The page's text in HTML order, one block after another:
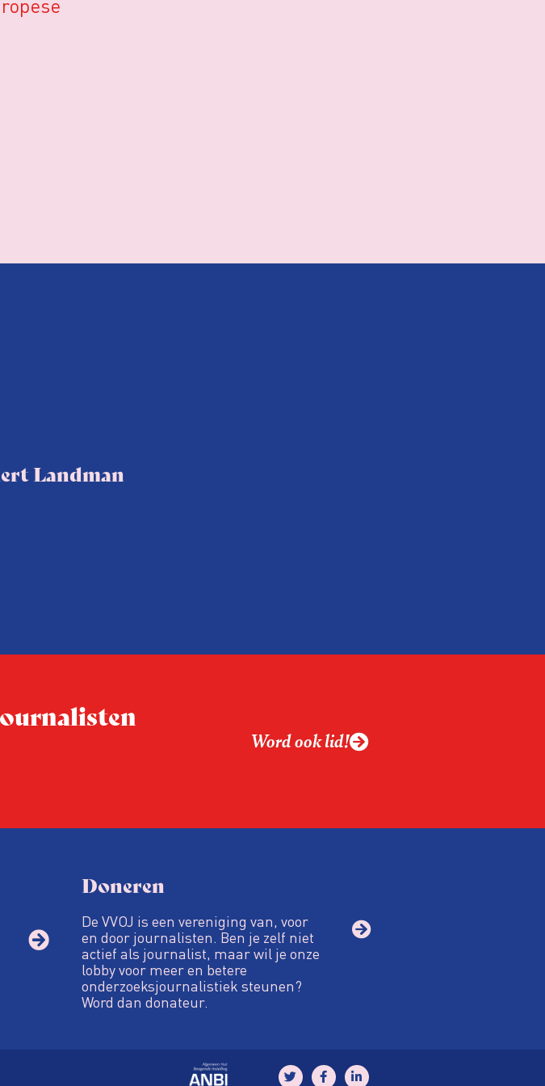
Landman
Word ook lid!
Doneren
De VVOJ is een vereniging van, voor
en door journalisten. Ben je zelf niet
actief als journalist, maar wil je onze
lobby voor meer en betere
onderzoeksjournalistiek steunen?
Word dan donateur.